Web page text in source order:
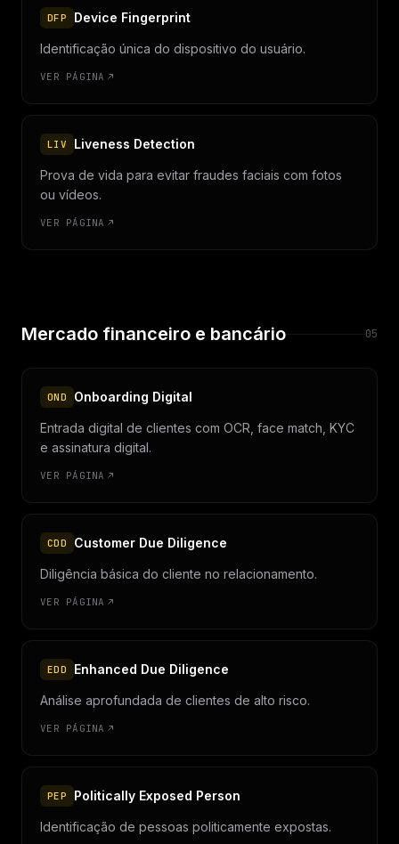
DFP Device Fingerprint
Identificação única do dispositivo do usuário.
VER PÁGINA
LIV Liveness Detection
Prova de vida para evitar fraudes faciais com fotos
ou vídeos.
VER PÁGINA
Mercado financeiro e bancário 05
OND Onboarding Digital
Entrada digital de clientes com OCR, face match, KYC
e assinatura digital.
VER PÁGINA
CDD Customer Due Diligence
Diligência básica do cliente no relacionamento.
VER PÁGINA
EDD Enhanced Due Diligence
Análise aprofundada de clientes de alto risco.
VER PÁGINA
PEP Politically Exposed Person
Identificação de pessoas politicamente expostas.